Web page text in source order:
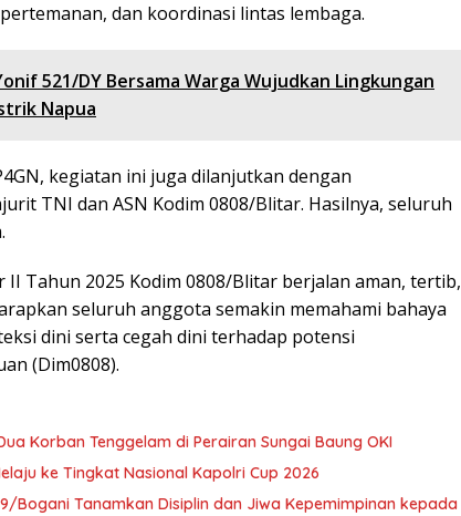
dan koordinasi lintas lembaga.
521/DY Bersama Warga Wujudkan Lingkungan
Napua
kegiatan ini juga dilanjutkan dengan
TNI dan ASN Kodim 0808/Blitar. Hasilnya, seluruh
II Tahun 2025 Kodim 0808/Blitar berjalan aman, tertib,
seluruh anggota semakin memahami bahaya
dini serta cegah dini terhadap potensi
(Dim0808).
Korban Tenggelam di Perairan Sungai Baung OKI
ke Tingkat Nasional Kapolri Cup 2026
Bogani Tanamkan Disiplin dan Jiwa Kepemimpinan kepada